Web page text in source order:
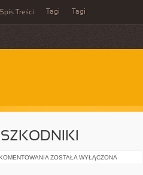
Spis Treści Tagi Tagi
ROŚLINY
ZOSTAŁA WYŁĄCZONA